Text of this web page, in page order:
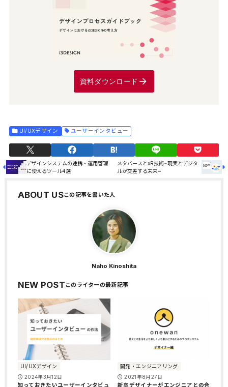
資料ダウンロード
UI/UXデザイン ユーザーインタビュー
デザインシステムの連携・運用管理
に使えるツール4選
メタバースとxR技術~現実とデジタ
ルが交差する未来~
ABOUT US
Naho Kinoshita
NEW POST
UI/UXデザイン
2024年3月12日
知っておきたいユーザーインタビュ
開発・エンジニアリング
2021年8月27日
新卒デザイナーがエンジニアとの合